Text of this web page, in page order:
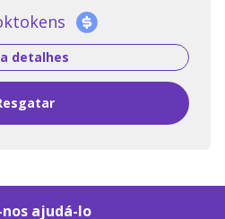
detalhes
ajudá-lo